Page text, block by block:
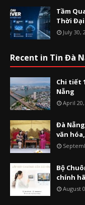
Tầm
Thời Đại
July 30,
Recent in Tin Đà
Chi tiết
Nẵng
April
Đà
văn
Bộ
chính
August